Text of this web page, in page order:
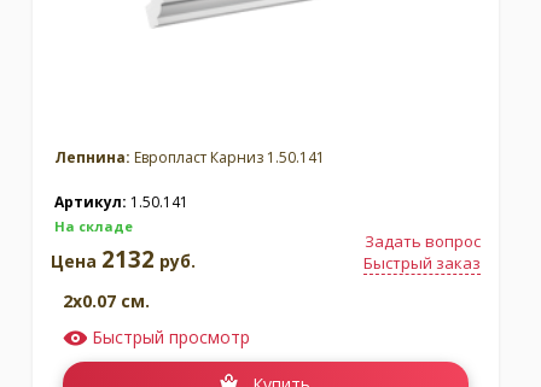
Лепнина: Европласт Карниз 1.50.141
Артикул: 1.50.141
На складе
Задать вопрос
Быстрый заказ
Цена 2132 руб.
2x0.07 см.
Быстрый просмотр